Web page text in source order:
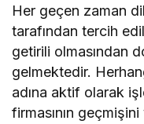
Her geçen zaman
tarafından tercih
getirili olmasından
gelmektedir.
adına aktif olarak
firmasının geçmişini